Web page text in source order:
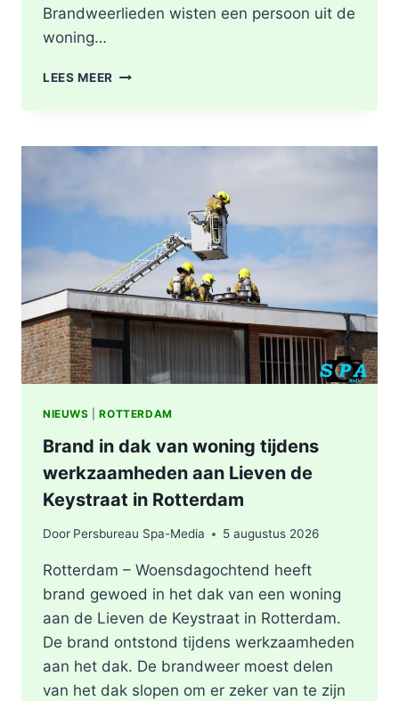
Brandweerlieden wisten een persoon uit de
woning…
LEES MEER DODE
WONING
SENIORENFLAT
WATERTORENWEG
IN
ROTTERDAM
NIEUWS |ROTTERDAM
Brand in dak van woning tijdens
werkzaamheden aan Lieven de
Keystraat in Rotterdam
Door Persbureau Spa-Media 5 augustus 2026
Rotterdam – Woensdagochtend heeft
brand gewoed in het dak van een woning
aan de Lieven de Keystraat in Rotterdam.
De brand ontstond tijdens werkzaamheden
aan het dak. De brandweer moest delen
van het dak slopen om er zeker van te zijn